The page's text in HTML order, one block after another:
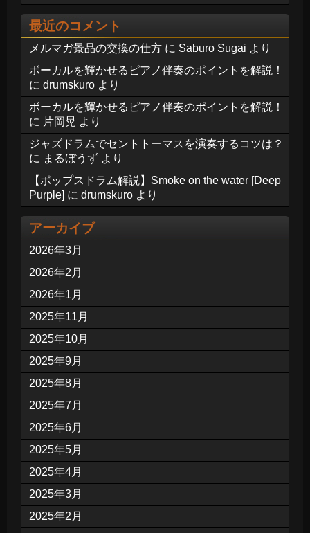
最近のコメント
メルマガ景品の交換の仕方 に Saburo Sugai より
ボーカルを輝かせるピアノ伴奏のポイントを解説！
に drumskuro より
ボーカルを輝かせるピアノ伴奏のポイントを解説！
に 片岡晃 より
ジャズドラムでセントトーマスを演奏するコツは？
に まるぼうず より
【ポップスドラム解説】Smoke on the water [Deep
Purple] に drumskuro より
アーカイブ
2026年3月
2026年2月
2026年1月
2025年11月
2025年10月
2025年9月
2025年8月
2025年7月
2025年6月
2025年5月
2025年4月
2025年3月
2025年2月